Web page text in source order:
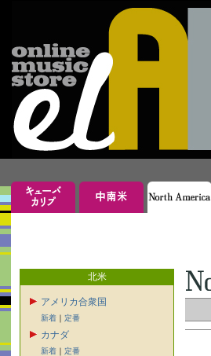
北米
アメリカ合衆国
新着 ｜ 定番
カナダ
新着 ｜ 定番